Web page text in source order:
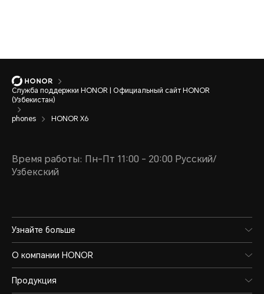
Служба поддержки HONOR | Официальный сайт HONOR
(Узбекистан)
phones HONOR X6
Время работы: Пн-Пт 11:00 - 20:00 Русский/
Узбекский
Узнайте больше
О компании HONOR
Продукция